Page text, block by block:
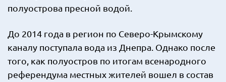
полуострова пресной водой.
До 2014 года в регион по Северо-Крымскому
каналу поступала вода из Днепра. Однако после
того, как полуостров по итогам всенародного
референдума местных жителей вошел в состав